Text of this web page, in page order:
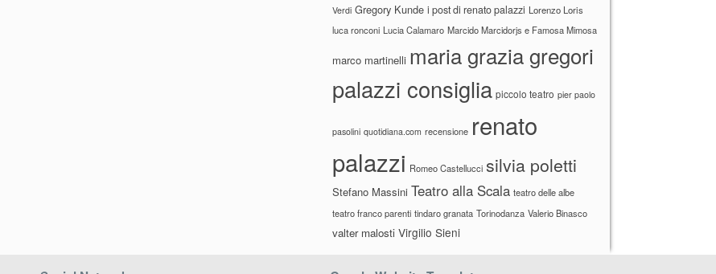
Verdi Gregory Kunde i post di renato palazzi Lorenzo Loris
luca ronconi Lucia Calamaro Marcido Marcidorjs e Famosa Mimosa
marco martinelli maria grazia gregori
palazzi consiglia piccolo teatro pier paolo
pasolini quotidiana.com recensione renato
palazzi Romeo Castellucci silvia poletti
Stefano Massini Teatro alla Scala teatro delle albe
teatro franco parenti tindaro granata Torinodanza Valerio Binasco
valter malosti Virgilio Sieni